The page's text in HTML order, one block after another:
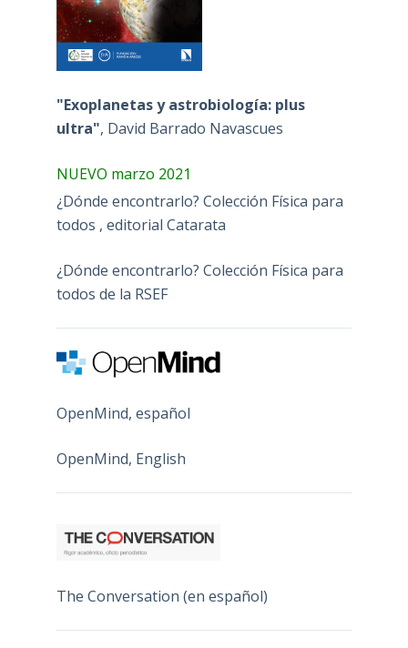
"Exoplanetas y astrobiología: plus
ultra", David Barrado Navascues
NUEVO marzo 2021
¿Dónde encontrarlo? Colección Física para
todos , editorial Catarata
¿Dónde encontrarlo? Colección Física para
todos de la RSEF
OpenMind, español
OpenMind, English
The Conversation (en español)